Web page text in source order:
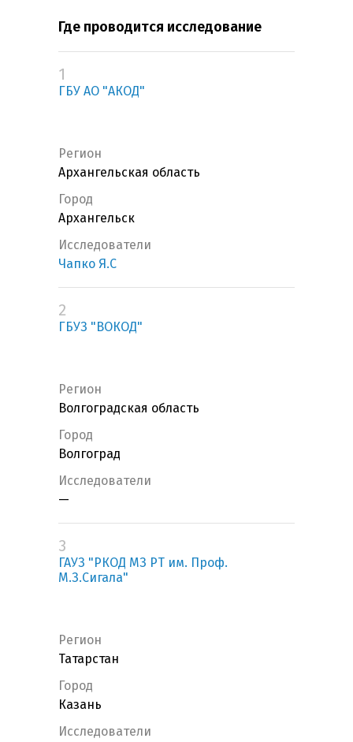
Где проводится исследование
1
ГБУ АО "АКОД"
Регион
Архангельская область
Город
Архангельск
Исследователи
Чапко Я.С
2
ГБУЗ "ВОКОД"
Регион
Волгоградская область
Город
Волгоград
Исследователи
—
3
ГАУЗ "РКОД МЗ РТ им. Проф.
М.З.Сигала"
Регион
Татарстан
Город
Казань
Исследователи